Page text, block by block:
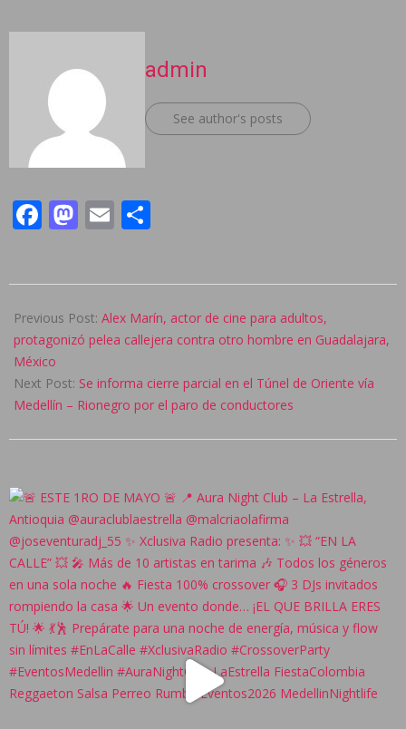
admin
See author's posts
Facebook
Mastodon
Email
09-
03
Previous Post: Alex Marín, actor de cine para adultos,
protagonizó pelea callejera contra otro hombre en Guadalajara,
México
Next Post: Se informa cierre parcial en el Túnel de Oriente vía
Medellín – Rionegro por el paro de conductores